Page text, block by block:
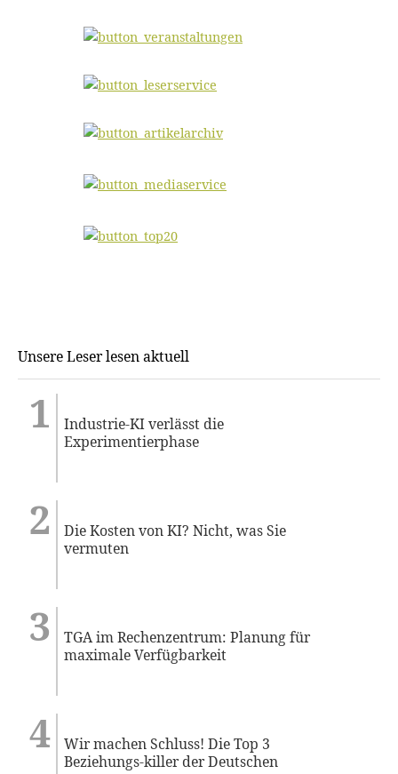
Unsere Leser lesen aktuell
Industrie-KI verlässt die
Experimentierphase
Die Kosten von KI? Nicht, was Sie
vermuten
TGA im Rechenzentrum: Planung für
maximale Verfügbarkeit
Wir machen Schluss! Die Top 3
Beziehungs-killer der Deutschen